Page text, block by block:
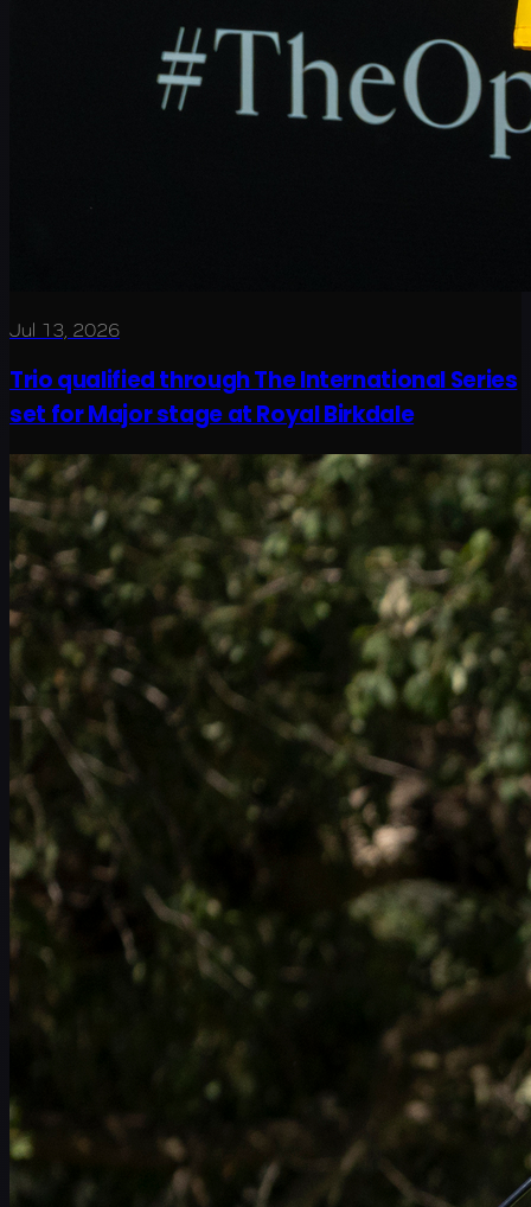
Jul 13, 2026
Trio qualified through The International Series
set for Major stage at Royal Birkdale